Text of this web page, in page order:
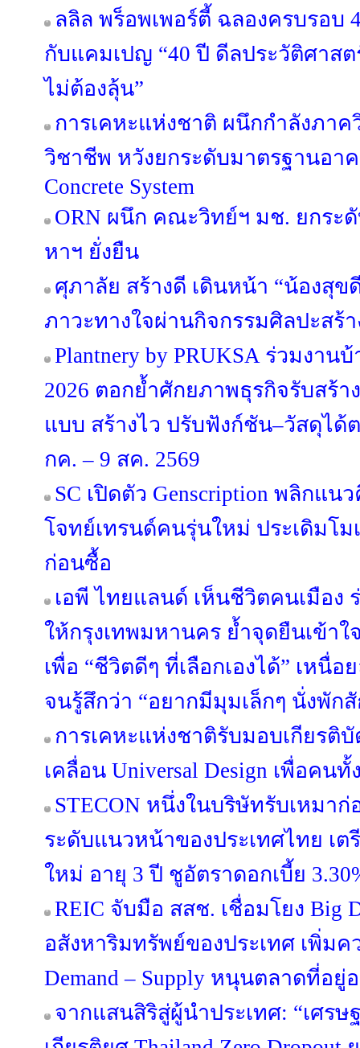
ลลิล พร็อพเพอร์ตี้ ฉลองครบรอบ
กับแคมเปญ “40 ปี ดีลประวัติศาส
ไม่ต้องลุ้น”
การเคหะแห่งชาติ ผนึกกำลังภาค
วิชาชีพ หวังยกระดับมาตรฐานอาค
Concrete System
ORN ผนึก คณะวิทย์ฯ มช. ยกระ
หาฯ ยั่งยืน
ศุภาลัย สร้างดี เดินหน้า “น้องสุข
ภาวะทางใจผ่านกิจกรรมศิลปะสร้
Plantnery by PRUKSA ร่วมงาน
2026 ตอกย้ำศักยภาพธุรกิจรับสร้
แบบ สร้างไว ปรับฟังก์ชัน–วัสดุได้
กค. – 9 สค. 2569
SC เปิดตัว Genscription พลิกแ
โจทย์เทรนด์คนรุ่นใหม่ ประเดิมโมเ
ก่อนซื้อ
เอพี ไทยแลนด์ เห็นชีวิตคนเมือง
ให้กรุงเทพมหานคร ย้ำจุดยืนเข้าใ
เพื่อ “ชีวิตดีๆ ที่เลือกเองได้” เหนื่
จนรู้สึกว่า “อยากมีมุมเล็กๆ นั่งพัก
การเคหะแห่งชาติรับมอบเกียรติ
เคลื่อน Universal Design เพื่อคนทั้
STECON หนึ่งในบริษัทรับเหมาก่
ระดับแนวหน้าของประเทศไทย เ
ใหม่ อายุ 3 ปี ชูอัตราดอกเบี้ย
REIC จับมือ สสช. เชื่อมโยง Big
อสังหาริมทรัพย์ของประเทศ เพิ่ม
Demand – Supply หนุนตลาดที่อยู่
จากแสนสิริสู่ผู้นำประเทศ: “เศรษ